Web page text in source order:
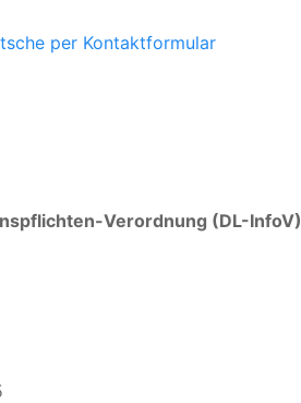
Verordnung (DL-InfoV)